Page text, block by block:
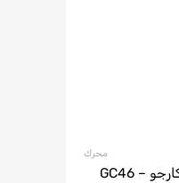
محرك
محمل ذراع محرك فورد كارجو – GC46